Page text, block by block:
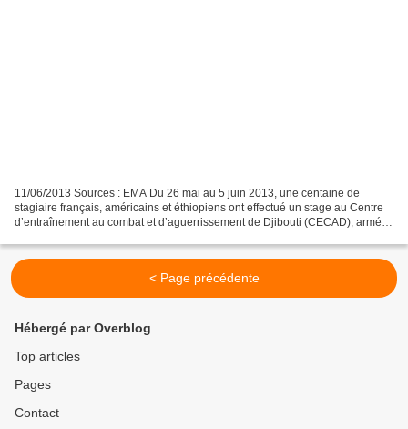
11/06/2013 Sources : EMA Du 26 mai au 5 juin 2013, une centaine de
stagiaire français, américains et éthiopiens ont effectué un stage au Centre
d’entraînement au combat et d’aguerrissement de Djibouti (CECAD), armé
< Page précédente
Hébergé par Overblog
Top articles
Pages
Contact